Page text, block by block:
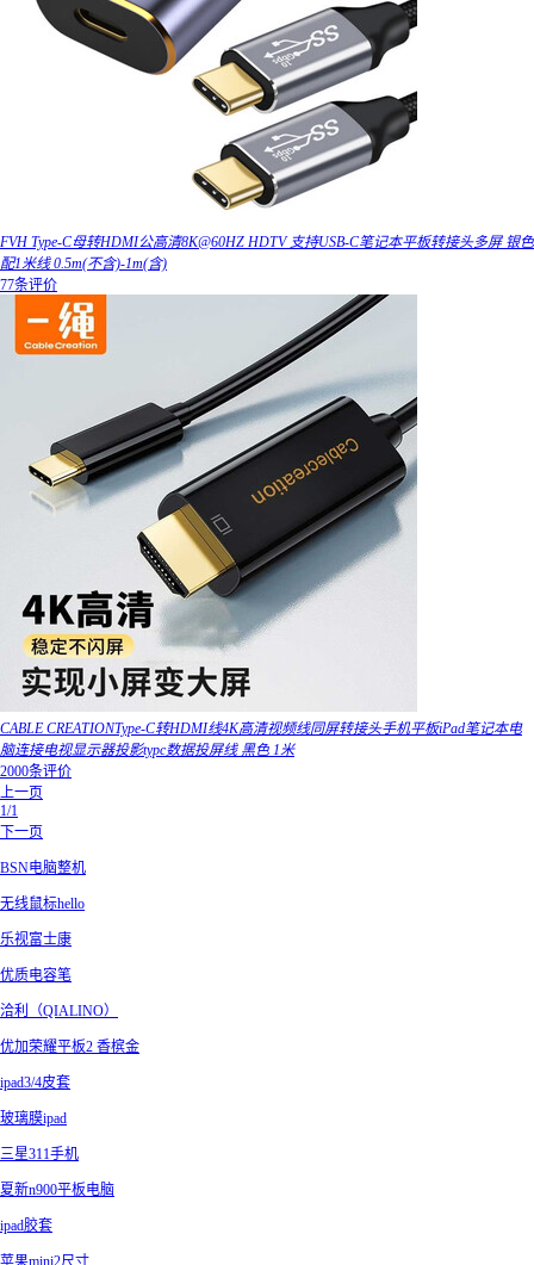
FVH Type-C母转HDMI公高清8K@60HZ HDTV 支持USB-C笔记本平板转接头多屏 银色
配1米线 0.5m(不含)-1m(含)
77条评价
CABLE CREATIONType-C转HDMI线4K高清视频线同屏转接头手机平板iPad笔记本电
脑连接电视显示器投影typc数据投屏线 黑色 1米
2000条评价
上一页
1/1
下一页
BSN电脑整机
无线鼠标hello
乐视富士康
优质电容笔
洽利（QIALINO）
优加荣耀平板2 香槟金
ipad3/4皮套
玻璃膜ipad
三星311手机
夏新n900平板电脑
ipad胶套
苹果mini2尺寸